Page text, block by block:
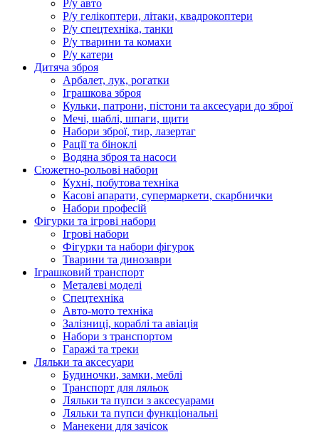
Р/у авто
Р/у гелікоптери, літаки, квадрокоптери
Р/у спецтехніка, танки
Р/у тварини та комахи
Р/у катери
Дитяча зброя
Арбалет, лук, рогатки
Іграшкова зброя
Кульки, патрони, пістони та аксесуари до зброї
Мечі, шаблі, шпаги, щити
Набори зброї, тир, лазертаг
Рації та біноклі
Водяна зброя та насоси
Сюжетно-рольові набори
Кухні, побутова техніка
Касові апарати, супермаркети, скарбнички
Набори професій
Фігурки та ігрові набори
Ігрові набори
Фігурки та набори фігурок
Тварини та динозаври
Іграшковий транспорт
Металеві моделі
Спецтехніка
Авто-мото техніка
Залізниці, кораблі та авіація
Набори з транспортом
Гаражі та треки
Ляльки та аксесуари
Будиночки, замки, меблі
Транспорт для ляльок
Ляльки та пупси з аксесуарами
Ляльки та пупси функціональні
Манекени для зачісок